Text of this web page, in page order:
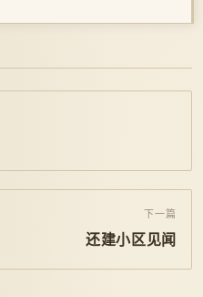
下一篇
还建小区见闻